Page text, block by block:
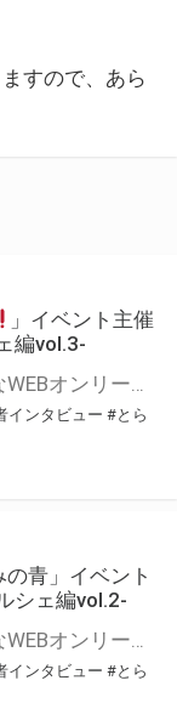
すので、あら
」イベント主催
編vol.3-
こんにちは、とらのあなWEBオンリー運営スタッフです。 新たにお届けする、イベント主催者インタビュー-マルシェ編-は、 とらのあなWEBオンリー「マルシェ」をご利用した主催様に 「マルシェ」を使って開催した感想や心がけをお聞きする企画です。 今回は、WEBオンリー初開催「つるみかるぱれーど
インタビュー #とら
の青」イベント
シェ編vol.2-
こんにちは、とらのあなWEBオンリー運営スタッフです。 新たにお届けする、イベント主催者インタビュー-マルシェ編-は、 とらのあなWEBオンリー「マルシェ」をご利用の主催様に 「マルシェ」を使ってイベントを開催した感想や心がけをお聞きする企画です。 今回は、WEBオンリー初開催「駄菓子と唐揚げ、きみの青」より、 主催のぎこ六屋様にお話を伺いました。 協力：ぎこ六屋様／イベント公式Twitter（@krkgwks） とらのあなWEBオンリー「マルシェ」とは？ WEBオンリーでリアルタイムでコミュニケーションがとれるオンライン会場です。
インタビュー #とら